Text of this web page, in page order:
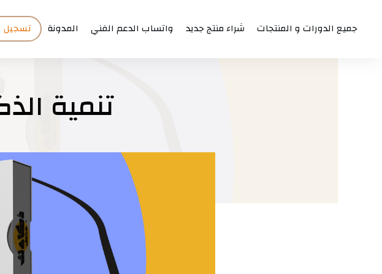
جميع الدورات و المنتجات شراء منتج جديد واتساب الدعم الفني المدونة تسجيل
تنمية